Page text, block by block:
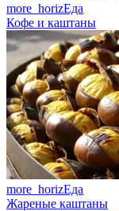
more_horizЕда
Кофе и каштаны
more_horizЕда
Жареные каштаны